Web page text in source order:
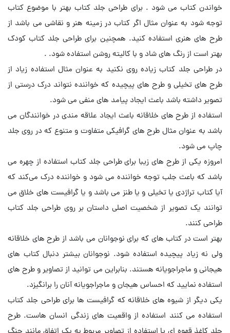
خواندن کتاب می شود . برای طراحی جلد کتاب بهتر با موضوع کتاب
توجه شود به عنوان مثال اگر کتاب در زمینه هنر و نقاشی می باشد از
طرح های هنری استفاده کنید. همچنین برای طراحی جلد کتاب کودک
بهتر است از رنگ های شاد و با کالیته روشن استفاده شود. .
در طراحی جلد کتاب زیاده روی نکنید به عنوان مثال استفاده زیاد از
طرح های تخیلی و طرح های پیچیده که خواننده نتواند درک درستی از
تصویر داشته باشد باعث ایجاد پیامد های منفی می شود.
استفاده از طرح های خلاقانه باعث ایجاد علاقه مندی در خوانندگان می
باشد به عنوان مثال طرح های گرافیکی متفاوت و متنوع که در روی جلد
چاپ می شود.
امروزه یکی از طرح های زیبا برای طراحی جلد کتاب استفاده از چهره می
باشد که باعث جلب توجه خواننده می شود و خواننده درک می‌کند که
آیا کتاب تراژدی یا تخیلی و یا طنز می باشد و یا گرافیست های خلاق می
توانند یک تصویر از شخصیت اصلی داستان بر روی طراحی جلد کتاب
طراحی کنند.
بهتر است در کتاب های که برای نوجوانان می باشد از طرح های خلاقانه
ولی نه زیاد پیچیده استفاده شود. نوجوانان بیشتر دنبال کتاب های
هیجانی و ماجراجویانه هستند. بنابراین می توانید از تصاویر و طرح های
استفاده نمایید که احساس هیجان و ماجراجویانه آنان را برانگیزد.
یکی دیگر از شیوه های خلاقانه که گرافیست ها برای طراحی جلد کتاب
استفاده می کنند استفاده از واقعیت های زندگی انسان هاست. طرح